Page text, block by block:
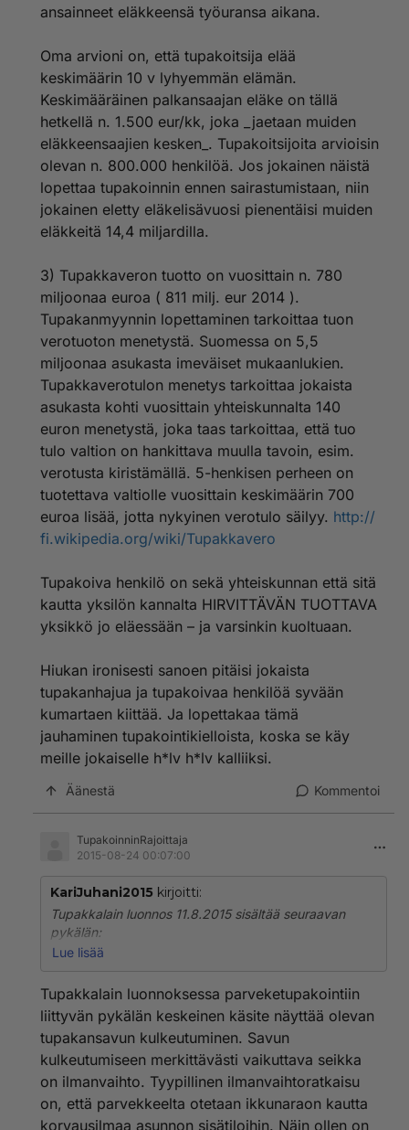
ansainneet eläkkeensä työuransa aikana.
Oma arvioni on, että tupakoitsija elää
keskimäärin 10 v lyhyemmän elämän.
Keskimääräinen palkansaajan eläke on tällä
hetkellä n. 1.500 eur/kk, joka _jaetaan muiden
eläkkeensaajien kesken_. Tupakoitsijoita arvioisin
olevan n. 800.000 henkilöä. Jos jokainen näistä
lopettaa tupakoinnin ennen sairastumistaan, niin
jokainen eletty eläkelisävuosi pienentäisi muiden
eläkkeitä 14,4 miljardilla.
3) Tupakkaveron tuotto on vuosittain n. 780
miljoonaa euroa ( 811 milj. eur 2014 ).
Tupakanmyynnin lopettaminen tarkoittaa tuon
verotuoton menetystä. Suomessa on 5,5
miljoonaa asukasta imeväiset mukaanlukien.
Tupakkaverotulon menetys tarkoittaa jokaista
asukasta kohti vuosittain yhteiskunnalta 140
euron menetystä, joka taas tarkoittaa, että tuo
tulo valtion on hankittava muulla tavoin, esim.
verotusta kiristämällä. 5-henkisen perheen on
tuotettava valtiolle vuosittain keskimäärin 700
euroa lisää, jotta nykyinen verotulo säilyy. http://
fi.wikipedia.org/wiki/Tupakkavero
Tupakoiva henkilö on sekä yhteiskunnan että sitä
kautta yksilön kannalta HIRVITTÄVÄN TUOTTAVA
yksikkö jo eläessään – ja varsinkin kuoltuaan.
Hiukan ironisesti sanoen pitäisi jokaista
tupakanhajua ja tupakoivaa henkilöä syvään
kumartaen kiittää. Ja lopettakaa tämä
jauhaminen tupakointikielloista, koska se käy
meille jokaiselle h*lv h*lv kalliiksi.
Äänestä Kommentoi
TupakoinninRajoittaja
2015-08-24 00:07:00
KariJuhani2015 kirjoitti:
Tupakkalain luonnos 11.8.2015 sisältää seuraavan
pykälän:
Tupakoida ei saa asunto-osakeyhtiön tai muun
asuinyhteisön yhteisissä ja yleisissä sisätiloissa eikä
perhepäivähoidon sisätiloissa perhepäivähoidon
aikana.
Asunto-osakeyhtiö tai muu asuinyhteisö saa
päätöksellään kieltää tupakoinnin hallitsemissaan
Lue lisää
Tupakkalain luonnoksessa parveketupakointiin
liittyvän pykälän keskeinen käsite näyttää olevan
tupakansavun kulkeutuminen. Savun
kulkeutumiseen merkittävästi vaikuttava seikka
on ilmanvaihto. Tyypillinen ilmanvaihtoratkaisu
on, että parvekkeelta otetaan ikkunaraon kautta
korvausilmaa asunnon sisätiloihin. Näin ollen on